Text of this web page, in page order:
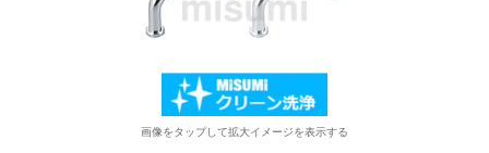
画像をタップして拡大イメージを表示する